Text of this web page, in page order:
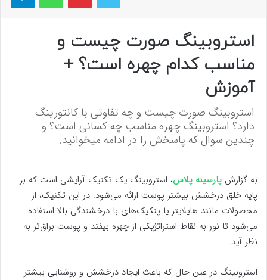
استروبینگ صورت چیست و
مناسب کدام چهره است؟ +
آموزش
استروبینگ صورت چیست و چه تفاوتی با کانتورینگ
دارد؟ استروبینگ چهره مناسب چه کسانی است؟ و
چندین سوال که پاسخش را در ادامه میخوانید.
به گزارش پارسینه پلاس، استروبینگ یک تکنیک آرایشی است که بر
پایه خلق درخشش بیشتر پوست ارائه می‌شود. در این تکنیک، از
محصولات مانند هایلایتر یا پنکیک‌های با درخشندگی بالا استفاده
می‌شود تا نور به نقاط استراتژیکی از چهره بیفتد و پوست براق‌تر به
نظر آید.
استروبینگ در عین حال که باعث ایجاد درخشش و روشنایی بیشتر